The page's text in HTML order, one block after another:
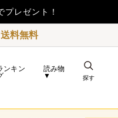
物のお届け遅延について
送料無料
ンキン
読み物
▼
探す